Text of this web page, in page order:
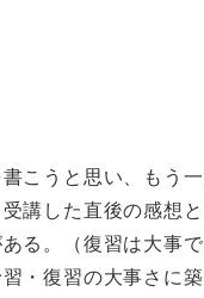
こうと思い、もう
講した直後の感想と
る。（復習は大事
・復習の大事さに築